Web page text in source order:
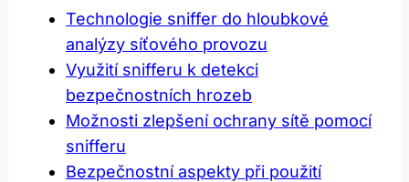
Technologie sniffer do hloubkové
analýzy síťového provozu
Využití snifferu k detekci
bezpečnostních hrozeb
Možnosti zlepšení ochrany sítě pomocí
snifferu
Bezpečnostní aspekty při použití